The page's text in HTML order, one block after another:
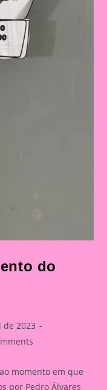
do
de 2023
momento em que
por Pedro Álvares